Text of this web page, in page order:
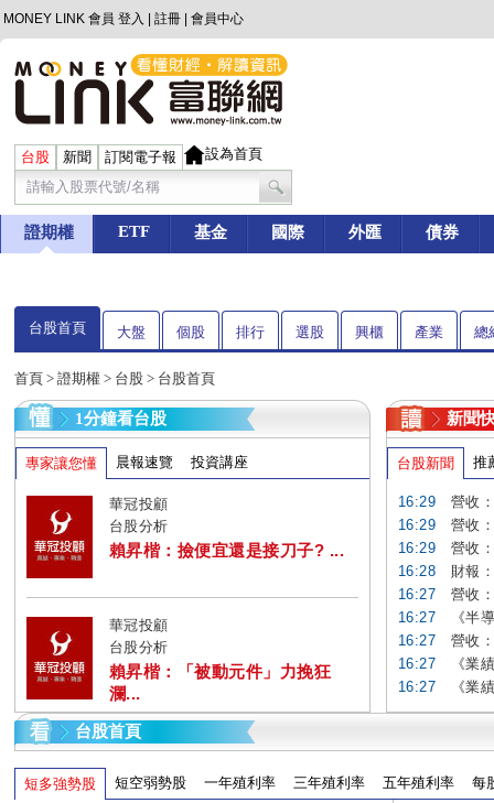
MONEY LINK 會員 登入 註冊 會員中心
台股 新聞 訂閱電子報 設為首頁
證期權 ETF 基金 國際 外匯 債券
台股首頁 大盤 個股 排行 選股 興櫃 產業 總
首頁 > 證期權 > 台股 > 台股首頁
1分鐘看台股
專家讓您懂 晨報速覽 投資講座
華冠投顧
台股分析
賴昇楷：撿便宜還是接刀子? ...
華冠投顧
台股分析
賴昇楷：「被動元件」力挽狂
瀾...
新聞
台股新聞 推
16:29
營收
16:29
營收
16:29
營收
16:28
財報
16:27
營收
16:27
《半
16:27
營收
16:27
《業
16:27
《業
台股首頁
短多強勢股 短空弱勢股 一年殖利率 三年殖利率 五年殖利率 每